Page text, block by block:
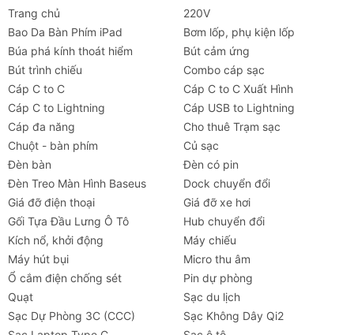
Trang chủ
220V
Bao Da Bàn Phím iPad
Bơm lốp, phụ kiện lốp
Búa phá kính thoát hiểm
Bút cảm ứng
Bút trình chiếu
Combo cáp sạc
Cáp C to C
Cáp C to C Xuất Hình
Cáp C to Lightning
Cáp USB to Lightning
Cáp đa năng
Cho thuê Trạm sạc
Chuột - bàn phím
Củ sạc
Đèn bàn
Đèn có pin
Đèn Treo Màn Hình Baseus
Dock chuyển đổi
Giá đỡ điện thoại
Giá đỡ xe hơi
Gối Tựa Đầu Lưng Ô Tô
Hub chuyển đổi
Kích nổ, khởi động
Máy chiếu
Máy hút bụi
Micro thu âm
Ổ cắm điện chống sét
Pin dự phòng
Quạt
Sạc du lịch
Sạc Dự Phòng 3C (CCC)
Sạc Không Dây Qi2